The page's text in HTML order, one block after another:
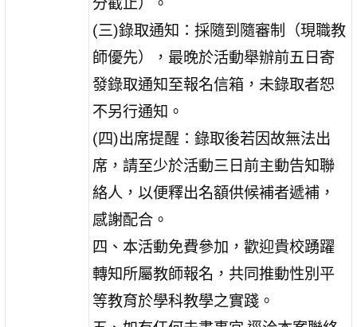
分截止）。
(三)錄取通知：採隨到隨審制（現職教
師優先），最晚於活動舉辦前五日寄
發錄取通知至報名信箱，未錄取者恕
不另行通知。
(四)出席提醒：錄取後若因故無法出
席，請至少於活動三日前主動告知聯
絡人，以便釋出名額供候補者遞補，
感謝配合。
四、本活動免費參加，歡迎貴校踴躍
轉知所屬教師報名，共同推動性別平
等教育於學科教學之實踐。